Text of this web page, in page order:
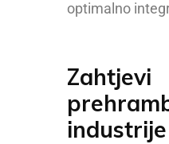
optimalno
Zahtjevi
industrije